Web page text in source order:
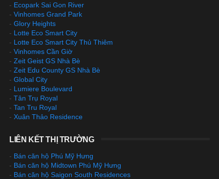
- Ecopark Sai Gon River
- Vinhomes Grand Park
- Glory Heights
- Lotte Eco Smart City
- Lotte Eco Smart City Thủ Thiêm
- Vinhomes Cần Giờ
- Zeit Geist GS Nhà Bè
- Zeit Edu County GS Nhà Bè
- Global City
- Lumiere Boulevard
- Tân Trụ Royal
- Tan Tru Royal
- Xuân Thảo Residence
LIÊN KẾT THỊ TRƯỜNG
- Bán căn hộ Phú Mỹ Hưng
- Bán căn hộ Midtown Phú Mỹ Hưng
- Bán căn hộ Saigon South Residences